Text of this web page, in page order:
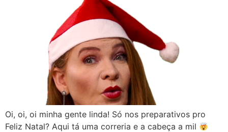
Oi, oi, oi minha gente linda! Só nos preparativos pro
Feliz Natal? Aqui tá uma correria e a cabeça a mil